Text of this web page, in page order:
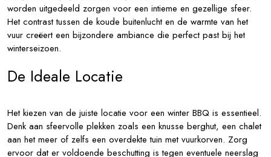
worden uitgedeeld zorgen voor een intieme en gezellige sfeer.
Het contrast tussen de koude buitenlucht en de warmte van het
vuur creëert een bijzondere ambiance die perfect past bij het
winterseizoen.
De Ideale Locatie
Het kiezen van de juiste locatie voor een winter BBQ is essentieel.
Denk aan sfeervolle plekken zoals een knusse berghut, een chalet
aan het meer of zelfs een overdekte tuin met vuurkorven. Zorg
ervoor dat er voldoende beschutting is tegen eventuele neerslag